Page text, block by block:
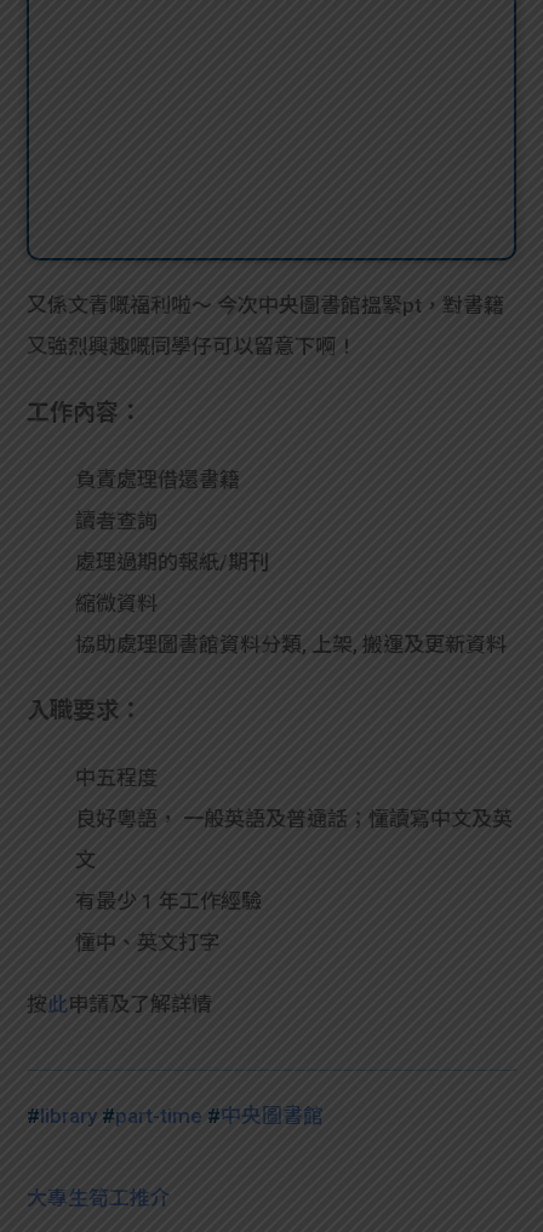
又係文青嘅福利啦～ 今次中央圖書館搵緊pt，對書籍
又強烈興趣嘅同學仔可以留意下啊！
工作內容：
負責處理借還書籍
讀者查詢
處理過期的報紙/期刊
縮微資料
協助處理圖書館資料分類, 上架, 搬運及更新資料
入職要求：
中五程度
良好粵語， 一般英語及普通話；懂讀寫中文及英
文
有最少 1 年工作經驗
懂中、英文打字
按此申請及了解詳情
#library #part-time #中央圖書館
大專生筍工推介